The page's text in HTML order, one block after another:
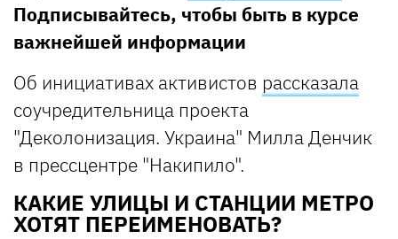
Подписывайтесь, чтобы быть в курсе
важнейшей информации
Об инициативах активистов рассказала
соучредительница проекта
"Деколонизация. Украина" Милла Денчик
в прессцентре "Накипило".
КАКИЕ УЛИЦЫ И СТАНЦИИ МЕТРО
ХОТЯТ ПЕРЕИМЕНОВАТЬ?